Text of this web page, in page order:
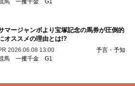
マージャンボより宝塚記念の馬券が圧倒的
オススメの理由とは!?
2026.06.08 13:00
予言・予知
馬 一攫千金 G1